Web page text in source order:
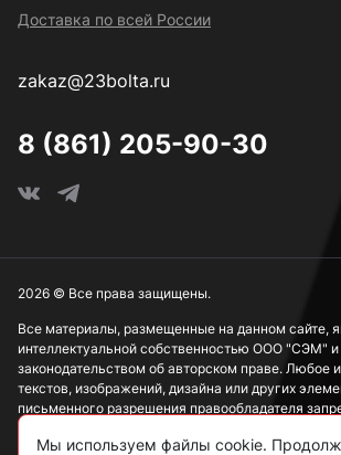
Доставка по всей России
zakaz@23bolta.ru
8 (861) 205-90-30
Все материалы, размещенные на данном сайте,
интеллектуальной собственностью ООО "СЭМ" и
законодательством об авторском праве. Любое
текстов, изображений, дизайна или других
письменного разрешения правообладателя
Информация, представленная на сайте, носит
2026 © Все права защищены.
Мы используем файлы cookie.